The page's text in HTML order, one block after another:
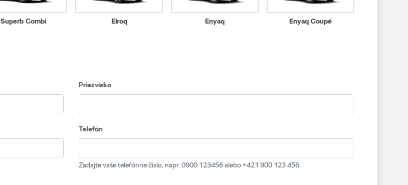
Superb Combi Elroq Enyaq Enyaq Coupé
Priezvisko
Telefón
Zadajte vaše telefónne číslo, napr. 0900 123456 alebo +421 900 123 456